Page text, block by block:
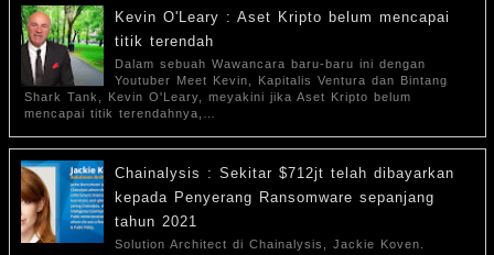
Kevin O'Leary : Aset Kripto belum mencapai
titik terendah
Dalam sebuah Wawancara baru-baru ini dengan
Youtuber Meet Kevin, Kapitalis Ventura dan Bintang
Shark Tank, Kevin O'Leary, meyakini jika Aset Kripto belum
mencapai titik terendahnya,…
Chainalysis : Sekitar $712jt telah dibayarkan
kepada Penyerang Ransomware sepanjang
tahun 2021
Solution Architect di Chainalysis, Jackie Koven.